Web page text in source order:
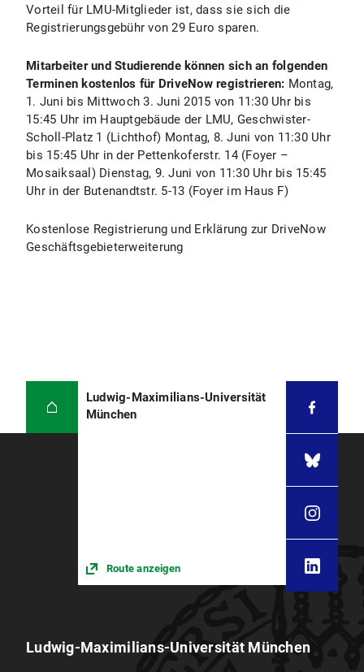
Vorteil für LMU-Mitglieder ist, dass sie sich die
Registrierungsgebühr von 29 Euro sparen.
Mitarbeiter und Studierende können sich an folgenden
Terminen kostenlos für DriveNow registrieren: Montag,
1. Juni bis Mittwoch 3. Juni 2015 von 11:30 Uhr bis
15:45 Uhr im Hauptgebäude der LMU, Geschwister-
Scholl-Platz 1 (Lichthof) Montag, 8. Juni von 11:30 Uhr
bis 15:45 Uhr in der Pettenkoferstr. 14 (Foyer –
Mosaiksaal) Dienstag, 9. Juni von 11:30 Uhr bis 15:45
Uhr in der Butenandtstr. 5-13 (Foyer im Haus F)
Kostenlose Registrierung und Erklärung zur DriveNow
Geschäftsgebieterweiterung
Ludwig-Maximilians-Universität
München
Route anzeigen
Ludwig-Maximilians-Universität München